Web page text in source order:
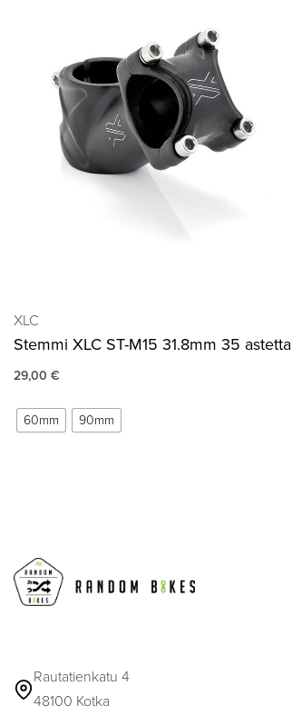
XLC
Stemmi XLC ST-M15 31.8mm 35 astetta
29,00 €
60mm 90mm
Rautatienkatu 4
48100 Kotka